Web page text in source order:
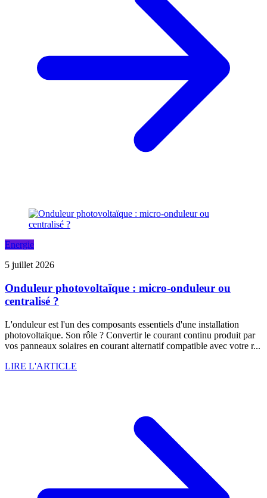
Energie
5 juillet 2026
Onduleur photovoltaïque : micro-onduleur ou
centralisé ?
L'onduleur est l'un des composants essentiels d'une installation
photovoltaïque. Son rôle ? Convertir le courant continu produit par
vos panneaux solaires en courant alternatif compatible avec votre r...
LIRE L'ARTICLE